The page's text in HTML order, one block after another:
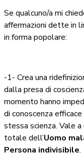
Se qualcuno/a mi
affermazioni dette in
in forma popolare:
-1- Crea una
dalla presa di
momento hanno
di conoscenza
stessa scienza. Vale
totale dell’Uomo
Persona indivisibile.